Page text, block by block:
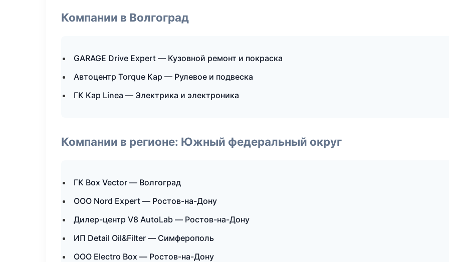
Компании в Волгоград
GARAGE Drive Expert — Кузовной ремонт и покраска
Автоцентр Torque Кар — Рулевое и подвеска
ГК Кар Linea — Электрика и электроника
Компании в регионе: Южный федеральный округ
ГК Box Vector — Волгоград
ООО Nord Expert — Ростов-на-Дону
Дилер-центр V8 AutoLab — Ростов-на-Дону
ИП Detail Oil&Filter — Симферополь
ООО Electro Box — Ростов-на-Дону